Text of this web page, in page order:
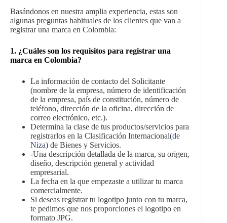
Basándonos en nuestra amplia experiencia, estas son
algunas preguntas habituales de los clientes que van a
registrar una marca en Colombia:
1. ¿Cuáles son los requisitos para registrar una
marca en Colombia?
La información de contacto del Solicitante
(nombre de la empresa, número de identificación
de la empresa, país de constitución, número de
teléfono, dirección de la oficina, dirección de
correo electrónico, etc.).
Determina la clase de tus productos/servicios para
registrarlos en la Clasificación Internacional(de
Niza) de Bienes y Servicios.
-Una descripción detallada de la marca, su origen,
diseño, descripción general y actividad
empresarial.
La fecha en la que empezaste a utilizar tu marca
comercialmente.
Si deseas registrar tu logotipo junto con tu marca,
te pedimos que nos proporciones el logotipo en
formato JPG.